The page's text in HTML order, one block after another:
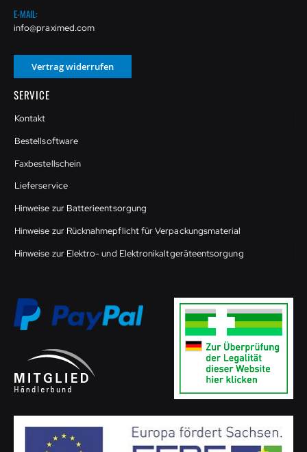
E-MAIL:
info@praximed.com
Vertrag widerrufen
SERVICE
Kontakt
Bestellsoftware
Faxbestellschein
Lieferservice
Hinweise zur Batterieentsorgung
Hinweise zur Rücknahmepflicht für Verpackungsmaterial
Hinweise zur Elektro- und Elektronikaltgeräteentsorgung